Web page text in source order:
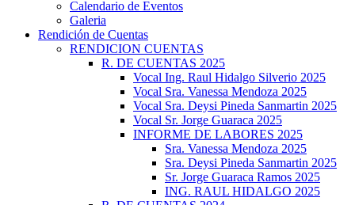
Calendario de Eventos
Galeria
Rendición de Cuentas
RENDICION CUENTAS
R. DE CUENTAS 2025
Vocal Ing. Raul Hidalgo Silverio 2025
Vocal Sra. Vanessa Mendoza 2025
Vocal Sra. Deysi Pineda Sanmartin 2025
Vocal Sr. Jorge Guaraca 2025
INFORME DE LABORES 2025
Sra. Vanessa Mendoza 2025
Sra. Deysi Pineda Sanmartin 2025
Sr. Jorge Guaraca Ramos 2025
ING. RAUL HIDALGO 2025